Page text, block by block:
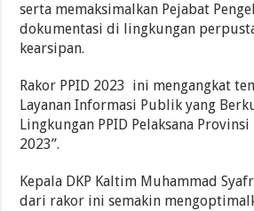
serta memaksimalkan Pejabat
dokumentasi di lingkungan
kearsipan.
Rakor PPID 2023 ini mengangkat
Layanan Informasi Publik yang
Lingkungan PPID Pelaksana
2023”.
Kepala DKP Kaltim Muhammad
dari rakor ini semakin